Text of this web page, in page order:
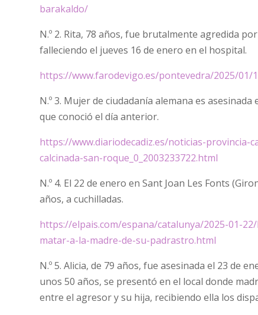
barakaldo/
N.º 2. Rita, 78 años, fue brutalmente agredida
falleciendo el jueves 16 de enero en el hospital.
https://www.farodevigo.es/pontevedra/2025/01/
N.º 3. Mujer de ciudadanía alemana es
que conoció el día anterior.
https://www.diariodecadiz.es/noticias-
calcinada-san-roque_0_2003233722.html
N.º 4. El 22 de enero en Sant Joan Les Fonts
años, a cuchilladas.
https://elpais.com/espana/catalunya/2025-01-
matar-a-la-madre-de-su-padrastro.html
N.º 5. Alicia, de 79 años, fue asesinada el 23 de
unos 50 años, se presentó en el local donde
entre el agresor y su hija, recibiendo ella los